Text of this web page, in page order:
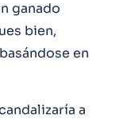
ganado
bien,
basándose en
a